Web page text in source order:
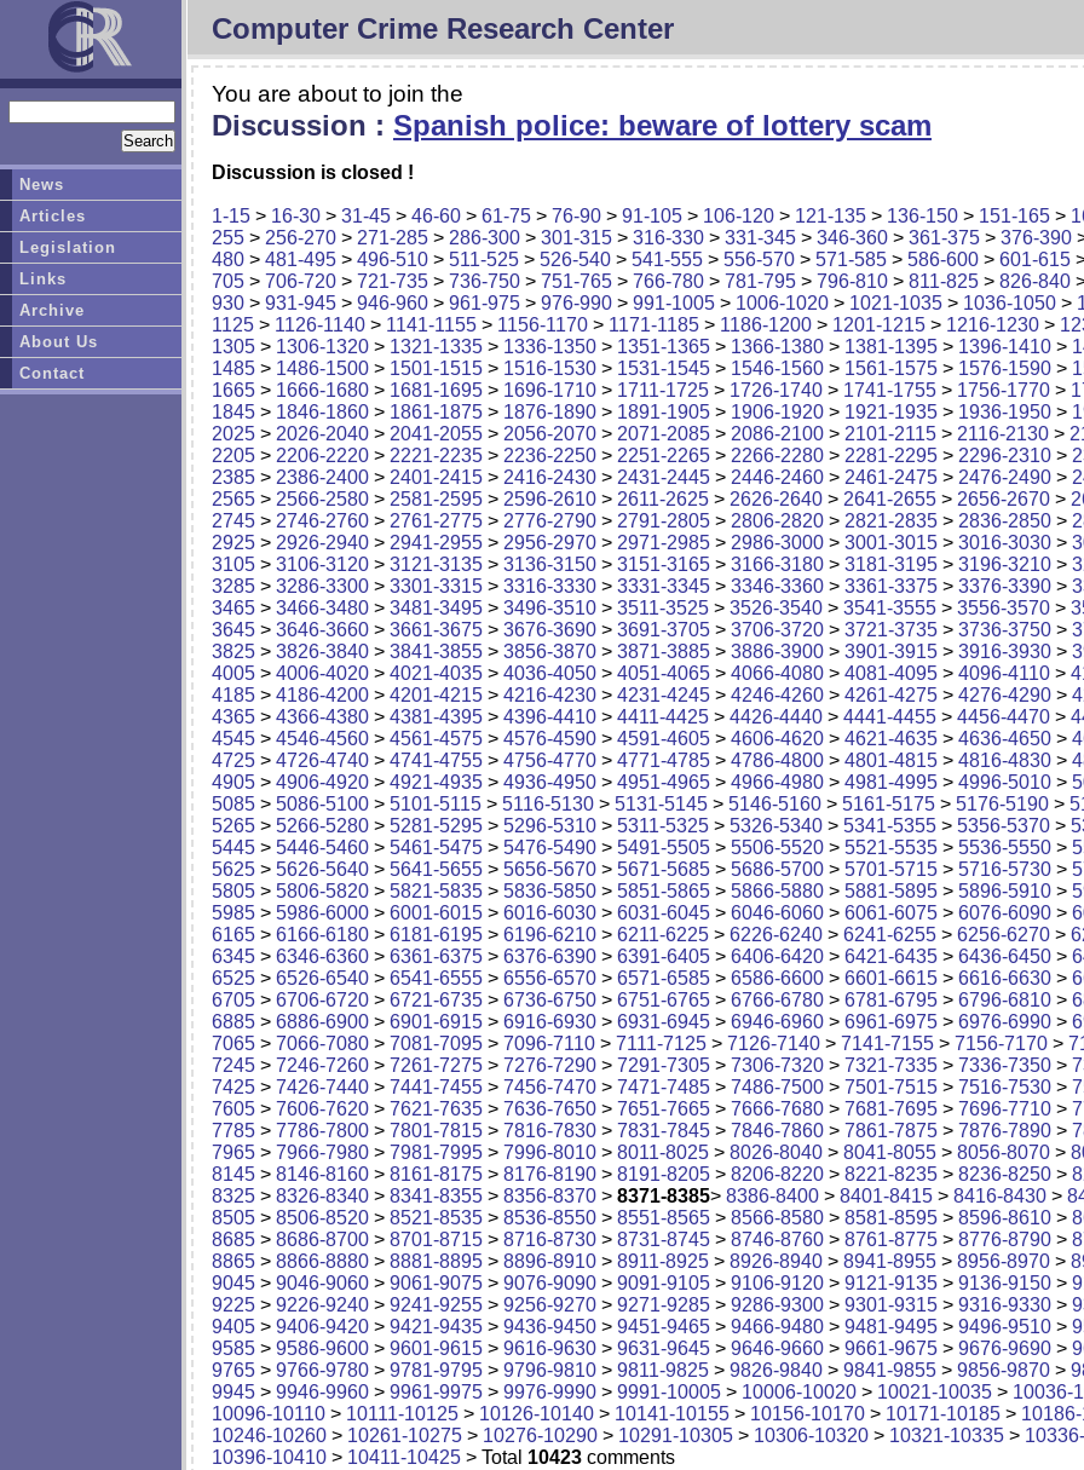
Computer Crime Research Center
You are about to join the
Discussion : Spanish police: beware of lottery scam
Discussion is closed !
1-15 > 16-30 > 31-45 > 46-60 > 61-75 > 76-90 > 91-105 > 106-120 > 121-135 > 136-150 > 151-165 >
255 > 256-270 > 271-285 > 286-300 > 301-315 > 316-330 > 331-345 > 346-360 > 361-375 > 376-390
480 > 481-495 > 496-510 > 511-525 > 526-540 > 541-555 > 556-570 > 571-585 > 586-600 > 601-615
705 > 706-720 > 721-735 > 736-750 > 751-765 > 766-780 > 781-795 > 796-810 > 811-825 > 826-840
930 > 931-945 > 946-960 > 961-975 > 976-990 > 991-1005 > 1006-1020 > 1021-1035 > 1036-1050 >
1125 > 1126-1140 > 1141-1155 > 1156-1170 > 1171-1185 > 1186-1200 > 1201-1215 > 1216-1230 >
1305 > 1306-1320 > 1321-1335 > 1336-1350 > 1351-1365 > 1366-1380 > 1381-1395 > 1396-1410 >
1485 > 1486-1500 > 1501-1515 > 1516-1530 > 1531-1545 > 1546-1560 > 1561-1575 > 1576-1590 >
1665 > 1666-1680 > 1681-1695 > 1696-1710 > 1711-1725 > 1726-1740 > 1741-1755 > 1756-1770 >
1845 > 1846-1860 > 1861-1875 > 1876-1890 > 1891-1905 > 1906-1920 > 1921-1935 > 1936-1950 >
2025 > 2026-2040 > 2041-2055 > 2056-2070 > 2071-2085 > 2086-2100 > 2101-2115 > 2116-2130 >
2205 > 2206-2220 > 2221-2235 > 2236-2250 > 2251-2265 > 2266-2280 > 2281-2295 > 2296-2310 >
2385 > 2386-2400 > 2401-2415 > 2416-2430 > 2431-2445 > 2446-2460 > 2461-2475 > 2476-2490 >
2565 > 2566-2580 > 2581-2595 > 2596-2610 > 2611-2625 > 2626-2640 > 2641-2655 > 2656-2670 >
2745 > 2746-2760 > 2761-2775 > 2776-2790 > 2791-2805 > 2806-2820 > 2821-2835 > 2836-2850 >
2925 > 2926-2940 > 2941-2955 > 2956-2970 > 2971-2985 > 2986-3000 > 3001-3015 > 3016-3030 >
3105 > 3106-3120 > 3121-3135 > 3136-3150 > 3151-3165 > 3166-3180 > 3181-3195 > 3196-3210 >
3285 > 3286-3300 > 3301-3315 > 3316-3330 > 3331-3345 > 3346-3360 > 3361-3375 > 3376-3390 >
3465 > 3466-3480 > 3481-3495 > 3496-3510 > 3511-3525 > 3526-3540 > 3541-3555 > 3556-3570 >
3645 > 3646-3660 > 3661-3675 > 3676-3690 > 3691-3705 > 3706-3720 > 3721-3735 > 3736-3750 >
3825 > 3826-3840 > 3841-3855 > 3856-3870 > 3871-3885 > 3886-3900 > 3901-3915 > 3916-3930 >
4005 > 4006-4020 > 4021-4035 > 4036-4050 > 4051-4065 > 4066-4080 > 4081-4095 > 4096-4110 >
4185 > 4186-4200 > 4201-4215 > 4216-4230 > 4231-4245 > 4246-4260 > 4261-4275 > 4276-4290 >
4365 > 4366-4380 > 4381-4395 > 4396-4410 > 4411-4425 > 4426-4440 > 4441-4455 > 4456-4470 >
4545 > 4546-4560 > 4561-4575 > 4576-4590 > 4591-4605 > 4606-4620 > 4621-4635 > 4636-4650 >
4725 > 4726-4740 > 4741-4755 > 4756-4770 > 4771-4785 > 4786-4800 > 4801-4815 > 4816-4830 >
4905 > 4906-4920 > 4921-4935 > 4936-4950 > 4951-4965 > 4966-4980 > 4981-4995 > 4996-5010 >
5085 > 5086-5100 > 5101-5115 > 5116-5130 > 5131-5145 > 5146-5160 > 5161-5175 > 5176-5190 >
5265 > 5266-5280 > 5281-5295 > 5296-5310 > 5311-5325 > 5326-5340 > 5341-5355 > 5356-5370 >
5445 > 5446-5460 > 5461-5475 > 5476-5490 > 5491-5505 > 5506-5520 > 5521-5535 > 5536-5550 >
5625 > 5626-5640 > 5641-5655 > 5656-5670 > 5671-5685 > 5686-5700 > 5701-5715 > 5716-5730 >
5805 > 5806-5820 > 5821-5835 > 5836-5850 > 5851-5865 > 5866-5880 > 5881-5895 > 5896-5910 >
5985 > 5986-6000 > 6001-6015 > 6016-6030 > 6031-6045 > 6046-6060 > 6061-6075 > 6076-6090 >
6165 > 6166-6180 > 6181-6195 > 6196-6210 > 6211-6225 > 6226-6240 > 6241-6255 > 6256-6270 >
6345 > 6346-6360 > 6361-6375 > 6376-6390 > 6391-6405 > 6406-6420 > 6421-6435 > 6436-6450 >
6525 > 6526-6540 > 6541-6555 > 6556-6570 > 6571-6585 > 6586-6600 > 6601-6615 > 6616-6630 >
6705 > 6706-6720 > 6721-6735 > 6736-6750 > 6751-6765 > 6766-6780 > 6781-6795 > 6796-6810 >
6885 > 6886-6900 > 6901-6915 > 6916-6930 > 6931-6945 > 6946-6960 > 6961-6975 > 6976-6990 >
7065 > 7066-7080 > 7081-7095 > 7096-7110 > 7111-7125 > 7126-7140 > 7141-7155 > 7156-7170 >
7245 > 7246-7260 > 7261-7275 > 7276-7290 > 7291-7305 > 7306-7320 > 7321-7335 > 7336-7350 >
7425 > 7426-7440 > 7441-7455 > 7456-7470 > 7471-7485 > 7486-7500 > 7501-7515 > 7516-7530 >
7605 > 7606-7620 > 7621-7635 > 7636-7650 > 7651-7665 > 7666-7680 > 7681-7695 > 7696-7710 >
7785 > 7786-7800 > 7801-7815 > 7816-7830 > 7831-7845 > 7846-7860 > 7861-7875 > 7876-7890 >
7965 > 7966-7980 > 7981-7995 > 7996-8010 > 8011-8025 > 8026-8040 > 8041-8055 > 8056-8070 >
8145 > 8146-8160 > 8161-8175 > 8176-8190 > 8191-8205 > 8206-8220 > 8221-8235 > 8236-8250 >
8325 > 8326-8340 > 8341-8355 > 8356-8370 > 8371-8385> 8386-8400 > 8401-8415 > 8416-8430 >
8505 > 8506-8520 > 8521-8535 > 8536-8550 > 8551-8565 > 8566-8580 > 8581-8595 > 8596-8610 >
8685 > 8686-8700 > 8701-8715 > 8716-8730 > 8731-8745 > 8746-8760 > 8761-8775 > 8776-8790 >
8865 > 8866-8880 > 8881-8895 > 8896-8910 > 8911-8925 > 8926-8940 > 8941-8955 > 8956-8970 >
9045 > 9046-9060 > 9061-9075 > 9076-9090 > 9091-9105 > 9106-9120 > 9121-9135 > 9136-9150 >
9225 > 9226-9240 > 9241-9255 > 9256-9270 > 9271-9285 > 9286-9300 > 9301-9315 > 9316-9330 >
9405 > 9406-9420 > 9421-9435 > 9436-9450 > 9451-9465 > 9466-9480 > 9481-9495 > 9496-9510 >
9585 > 9586-9600 > 9601-9615 > 9616-9630 > 9631-9645 > 9646-9660 > 9661-9675 > 9676-9690 >
9765 > 9766-9780 > 9781-9795 > 9796-9810 > 9811-9825 > 9826-9840 > 9841-9855 > 9856-9870 >
9945 > 9946-9960 > 9961-9975 > 9976-9990 > 9991-10005 > 10006-10020 > 10021-10035 > 10036-
10096-10110 > 10111-10125 > 10126-10140 > 10141-10155 > 10156-10170 > 10171-10185 >
10246-10260 > 10261-10275 > 10276-10290 > 10291-10305 > 10306-10320 > 10321-10335 >
10396-10410 > 10411-10425 > Total 10423 comments
News
Articles
Legislation
Links
Archive
About Us
Contact